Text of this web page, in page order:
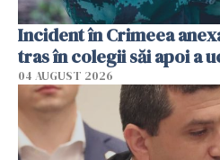
Incident în Crimeea
tras în colegii săi apoi a
04 AUGUST 2026